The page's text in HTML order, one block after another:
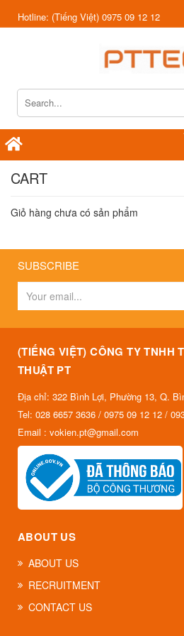
Hotline: (Tiếng Việt) 0975 09 12 12
CART
Giỏ hàng chưa có sản phẩm
SUBSCRIBE
(TIẾNG VIỆT) CÔNG TY TNHH
THUẬT PT
Địa chỉ: 322 Bình Lợi, Phường 13, Q.
Tel: 028 6657 3636 / 0975 09 12 12 /
Email : vokien.pt@gmail.com
ABOUT US
ABOUT US
RECRUITMENT
CONTACT US